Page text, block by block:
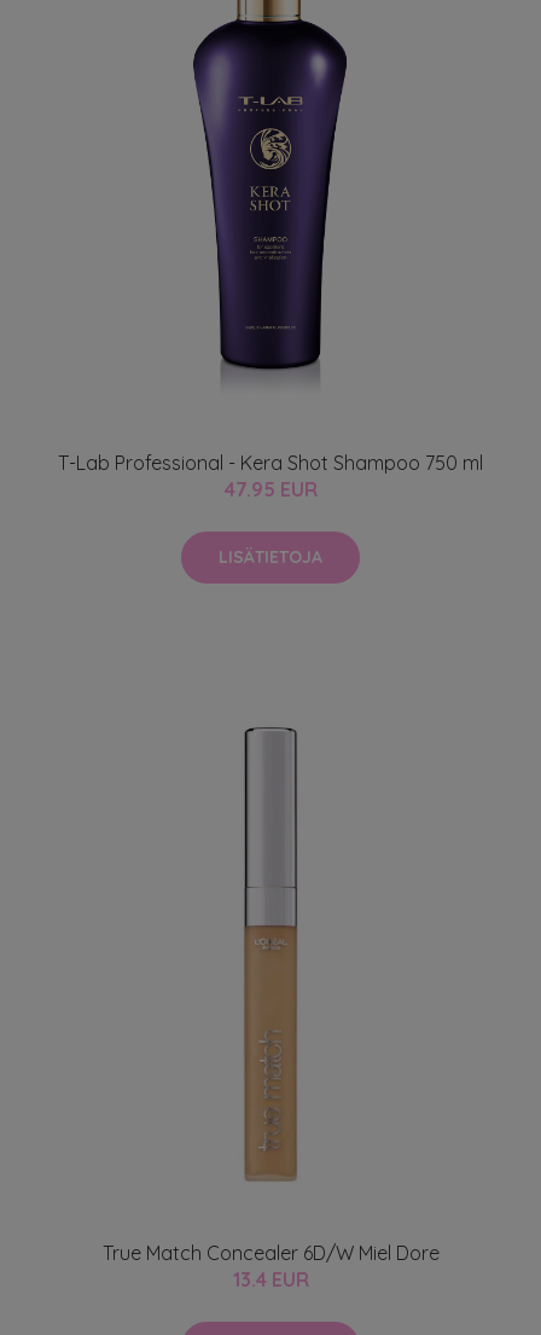
T-Lab Professional - Kera Shot Shampoo 750 ml
47.95 EUR
LISÄTIETOJA
True Match Concealer 6D/W Miel Dore
13.4 EUR